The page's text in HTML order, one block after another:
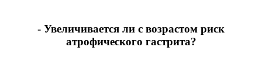
- Увеличивается ли с возрастом риск
атрофического гастрита?